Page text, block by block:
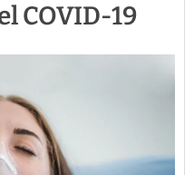
COVID-19